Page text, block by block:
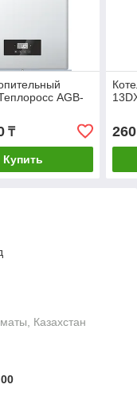
AGB-
₸
Купить
Казахстан